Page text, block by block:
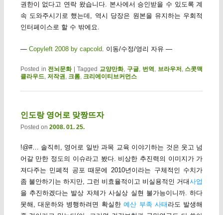
권한이 없다고 연락 왔습니다. 본사에서 승인받을 수 있도록 계
속 도와주시기로 했는데, 역시 당장은 원본을 유지하는 우회적
인터페이스로 할 수 밖에요.
— Copyleft 2008 by capcold. 이동/수정/영리 자유 —
Posted in 전뇌문화 |Tagged 교양만화, 구글, 번역 브라우저 스콧맥
클라우드 저작권 크롬, 크리에이티브커먼스
인도랑 영어로 맞짱뜨자
Posted on 2008. 01. 25.
!@#… 솔직히, 영어로 일반 과목 교육 이야기하는 것은 웃고 넘
어갈 만한 정도의 이슈라고 봤다. 비상한 추진력의 이미지가 가
져다주는 민폐적 공포 때문에 2010년이라는 구체적인 수치가
좀 불안하기는 하지만, 그런 비효율적이고 비실용적인 거대사업
을 추진하겠다는 발상 자체가 사실상 실현 불가능이니까. 하다
못해, 대운하와 병행하려면 확실한예산 부족 사태 라도 발생해